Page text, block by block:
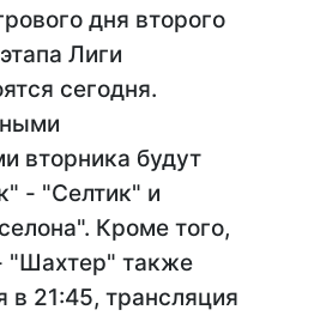
дня второго
Лиги
сегодня.
вторника будут
- "Селтик" и
Кроме того,
"Шахтер" также
в 21:45, трансляция